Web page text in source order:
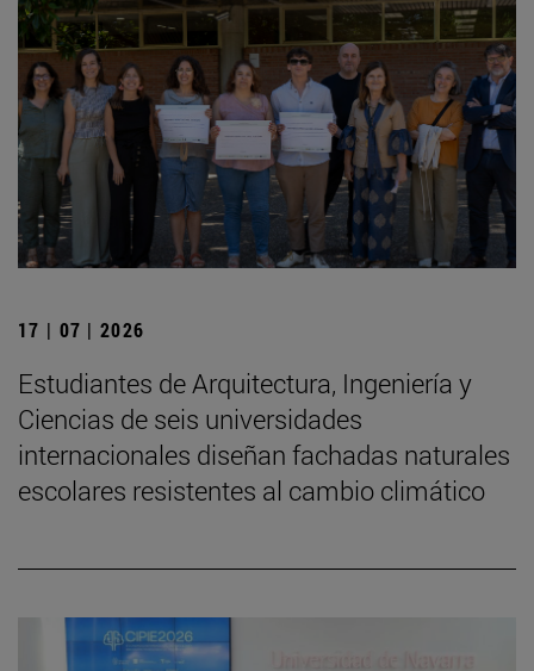
17 | 07 | 2026
Estudiantes de Arquitectura, Ingeniería y
Ciencias de seis universidades
internacionales diseñan fachadas naturales
escolares resistentes al cambio climático